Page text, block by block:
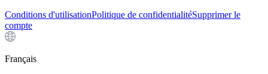
Conditions d'utilisationPolitique de confidentialitéSupprimer le
compte
Français